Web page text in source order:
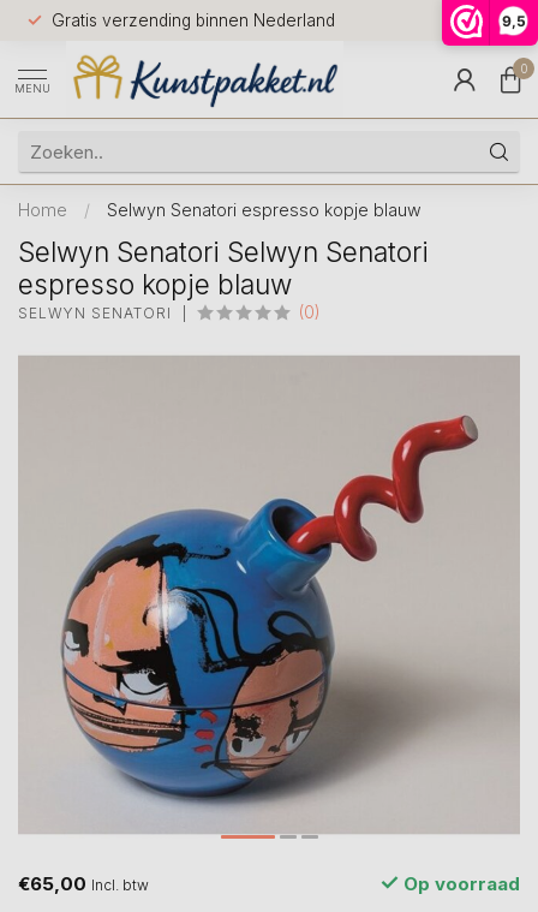
9,5
Gratis verzending binnen Nederland
Voor
huis
9.5
MENU
0
Home / Selwyn Senatori espresso kopje blauw
Selwyn Senatori Selwyn Senatori
espresso kopje blauw
SELWYN SENATORI (0)
€65,00 Incl. btw Op voorraad